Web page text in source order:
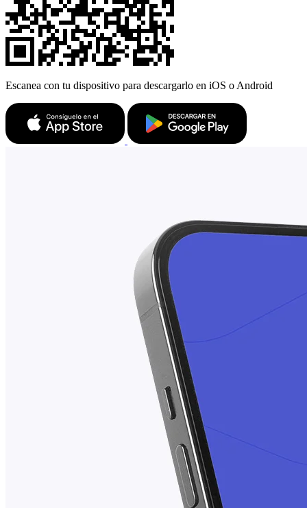
Escanea con tu dispositivo para descargarlo en iOS o Android